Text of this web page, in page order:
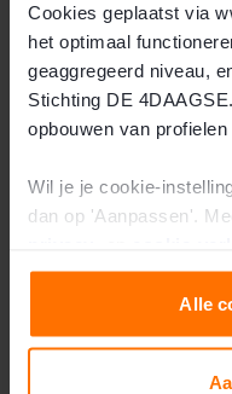
Cookies geplaatst via
het optimaal
geaggregeerd niveau,
Stichting DE
opbouwen van
Wil je je cookie-
dan op 'Aanpassen'.
Alle
“Het is wel